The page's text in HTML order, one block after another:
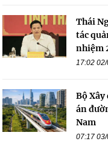
Thái
tác
nhiệm
17:02
Bộ
án
Nam
07:17